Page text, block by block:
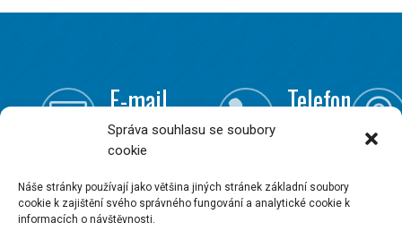
Správa souhlasu se soubory
cookie
Náše stránky používají jako většina jiných stránek základní soubory
cookie k zajištění svého správného fungování a analytické cookie k
informacích o návštěvnosti.
 E-mail
info@onsite.cz  Telefon 